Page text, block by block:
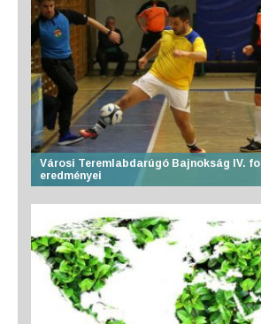
Városi Teremlabdarúgó Bajnokság IV.
eredményei